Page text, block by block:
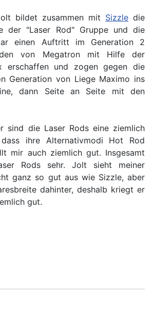
bildet zusammen mit Sizzle die
der "Laser Rod" Gruppe und die
einen Auftritt im Generation 2
von Megatron mit Hilfe der
erschaffen und zogen gegen die
Generation von Liege Maximo ins
dann Seite an Seite mit den
sind die Laser Rods eine ziemlich
ihre Alternativmodi Hot Rod
mir auch ziemlich gut. Insgesamt
Rods sehr. Jolt sieht meiner
ganz so gut aus wie Sizzle, aber
dahinter, deshalb kriegt er
gut.